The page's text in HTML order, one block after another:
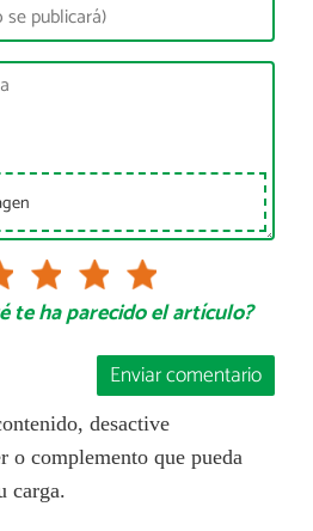
te ha parecido el artículo?
Enviar comentario
desactive
o complemento que pueda
carga.